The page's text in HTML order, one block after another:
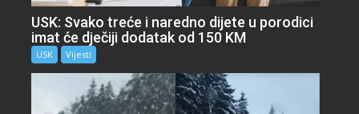
USK: Svako treće i naredno dijete u porodici
imat će dječiji dodatak od 150 KM
USK Vijesti